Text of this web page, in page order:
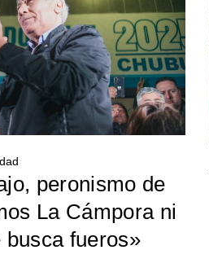
peronismo de
La Cámpora ni
busca fueros»